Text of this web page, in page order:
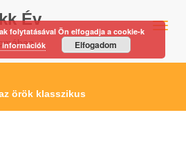
Év
örök klasszikus
folytatásával Ön elfogadja a cookie-k
információk Elfogadom